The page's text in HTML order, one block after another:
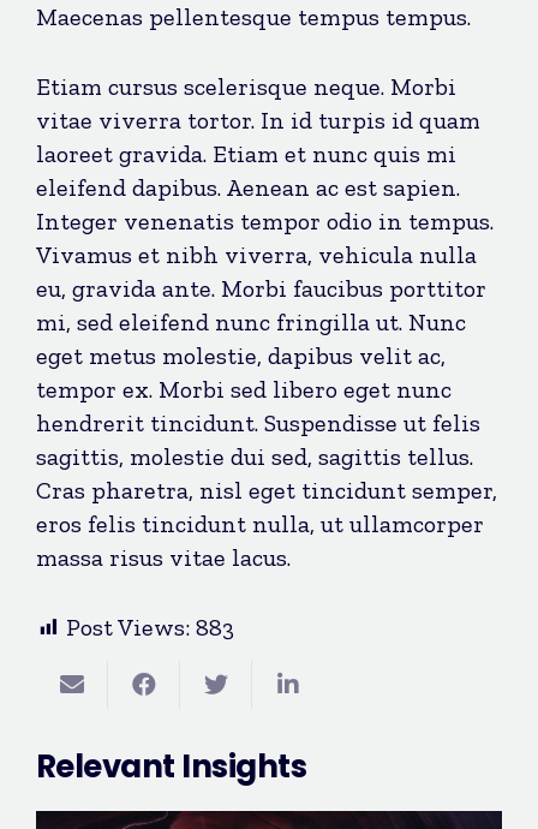
Maecenas pellentesque tempus tempus.
Etiam cursus scelerisque neque. Morbi
vitae viverra tortor. In id turpis id quam
laoreet gravida. Etiam et nunc quis mi
eleifend dapibus. Aenean ac est sapien.
Integer venenatis tempor odio in tempus.
Vivamus et nibh viverra, vehicula nulla
eu, gravida ante. Morbi faucibus porttitor
mi, sed eleifend nunc fringilla ut. Nunc
eget metus molestie, dapibus velit ac,
tempor ex. Morbi sed libero eget nunc
hendrerit tincidunt. Suspendisse ut felis
sagittis, molestie dui sed, sagittis tellus.
Cras pharetra, nisl eget tincidunt semper,
eros felis tincidunt nulla, ut ullamcorper
massa risus vitae lacus.
Post Views: 883
Relevant Insights